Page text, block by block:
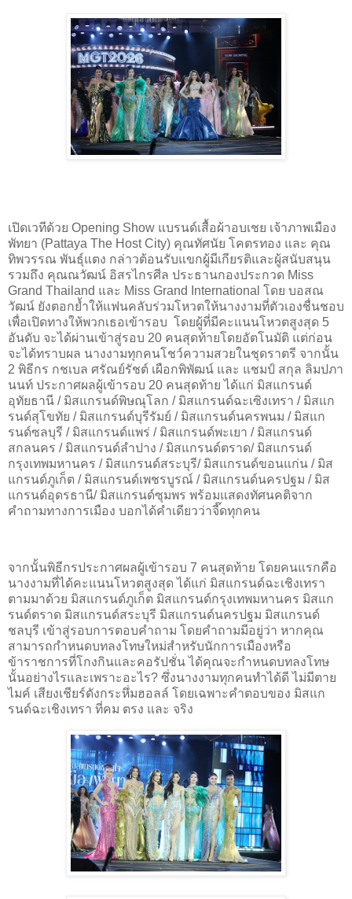
เปิดเวทีด้วย Opening Show แบรนด์เสื้อผ้าอบเชย เจ้าภาพเมือง
พัทยา (Pattaya The Host City) คุณทัศนัย โคตรทอง และ คุณ
ทิพวรรณ พันธุ์แตง กล่าวต้อนรับแขกผู้มีเกียรติและผู้สนับสนุน
รวมถึง คุณณวัฒน์ อิสรไกรศีล ประธานกองประกวด Miss
Grand Thailand และ Miss Grand International โดย บอสณ
วัฒน์ ยังตอกย้ำให้แฟนคลับร่วมโหวตให้นางงามที่ตัวเองชื่นชอบ
เพื่อเปิดทางให้พวกเธอเข้ารอบ โดยผู้ที่มีคะแนนโหวตสูงสุด 5
อันดับ จะได้ผ่านเข้าสู่รอบ 20 คนสุดท้ายโดยอัตโนมัติ แต่ก่อน
จะได้ทราบผล นางงามทุกคนโชว์ความสวยในชุดราตรี จากนั้น
2 พิธีกร กชเบล ศรัณย์รัชต์ เผือกพิพัฒน์ และ แชมป์ สกุล ลิมปภา
นนท์ ประกาศผลผู้เข้ารอบ 20 คนสุดท้าย ได้แก่ มิสแกรนด์
อุทัยธานี / มิสแกรนด์พิษณุโลก / มิสแกรนด์ฉะเซิงเทรา / มิสแก
รนด์สุโขทัย / มิสแกรนด์บุรีรัมย์ / มิสแกรนด์นครพนม / มิสแก
รนด์ซลบุรี / มิสแกรนด์แพร่ / มิสแกรนด์พะเยา / มิสแกรนด์
สกลนคร / มิสแกรนด์ลำปาง / มิสแกรนด์ตราด/ มิสแกรนด์
กรุงเทพมหานคร / มิสแกรนด์สระบุรี/ มิสแกรนด์ขอนแก่น / มิส
แกรนด์ภูเก็ต / มิสแกรนด์เพชรบูรณ์ / มิสแกรนด์นครปฐม / มิส
แกรนด์อุดรธานี/ มิสแกรนด์ซุมพร พร้อมแสดงทัศนคติจาก
คำถามทางการเมือง บอกได้คำเดียวว่าจี๊ดทุกคน
จากนั้นพิธีกรประกาศผลผู้เข้ารอบ 7 คนสุดท้าย โดยคนแรกคือ
นางงามที่ได้คะแนนโหวตสูงสุด ได้แก่ มิสแกรนด์ฉะเชิงเทรา
ตามมาด้วย มิสแกรนด์ภูเก็ต มิสแกรนด์กรุงเทพมหานคร มิสแก
รนด์ตราด มิสแกรนด์สระบุรี มิสแกรนด์นครปฐม มิสแกรนด์
ชลบุรี เข้าสู่รอบการตอบคำถาม โดยคำถามมีอยู่ว่า หากคุณ
สามารถกำหนดบทลงโทษใหม่สำหรับนักการเมืองหรือ
ข้าราชการที่โกงกินและคอรัปชั่น ได้คุณจะกำหนดบทลงโทษ
นั้นอย่างไรและเพราะอะไร? ซึ่งนางงามทุกคนทำได้ดี ไม่มีตาย
ไมค์ เสียงเชียร์ดังกระหึ่มฮอลล์ โดยเฉพาะคำตอบของ มิสแก
รนด์ฉะเชิงเทรา ที่คม ตรง และ จริง